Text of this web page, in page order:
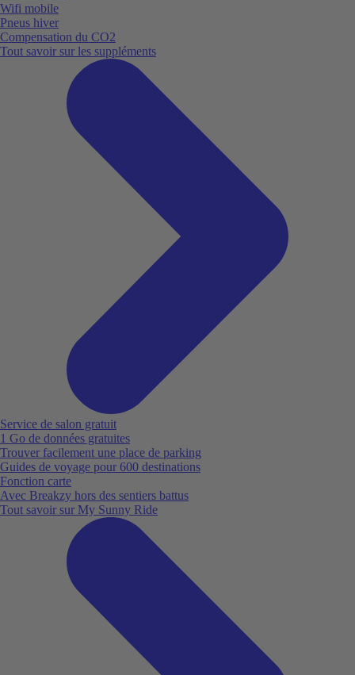
Wifi mobile
Pneus hiver
Compensation du CO2
Tout savoir sur les suppléments
Service de salon gratuit
1 Go de données gratuites
Trouver facilement une place de parking
Guides de voyage pour 600 destinations
Fonction carte
Avec Breakzy hors des sentiers battus
Tout savoir sur My Sunny Ride